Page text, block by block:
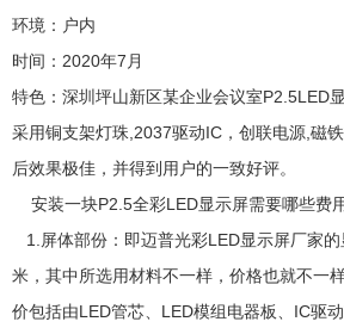
环境：户内
时间：2020年7月
特色：深圳坪山新区某企业会议室P2.5LED
采用铜支架灯珠,2037驱动IC，创联电源,磁
后效果极佳，并得到用户的一致好评。
安装一块P2.5全彩LED显示屏需要哪些费
1.屏体部份：即迈普光彩LED显示屏厂家
米，其中所选用材料不一样，价格也就不一
价包括由LED管芯、LED模组电器板、IC驱